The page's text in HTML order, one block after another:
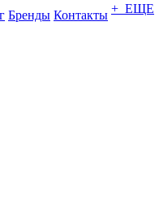
Бренды Контакты + ЕЩЕ